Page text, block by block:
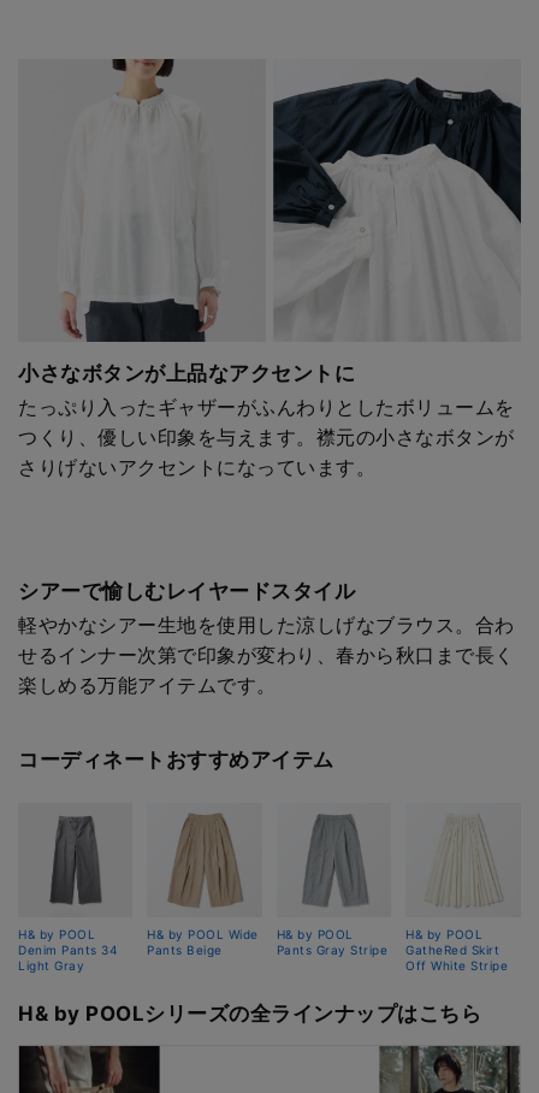
小さなボタンが上品なアクセントに
たっぷり入ったギャザーがふんわりとしたボリュームを
つくり、優しい印象を与えます。襟元の小さなボタンが
さりげないアクセントになっています。
シアーで愉しむレイヤードスタイル
軽やかなシアー生地を使用した涼しげなブラウス。合わ
せるインナー次第で印象が変わり、春から秋口まで長く
楽しめる万能アイテムです。
コーディネートおすすめアイテム
H& by POOL
Denim Pants 34
Light Gray
H& by POOL Wide
Pants Beige
H& by POOL
Pants Gray Stripe
H& by POOL
GatheRed Skirt
Off White Stripe
H& by POOLシリーズの全ラインナップはこちら